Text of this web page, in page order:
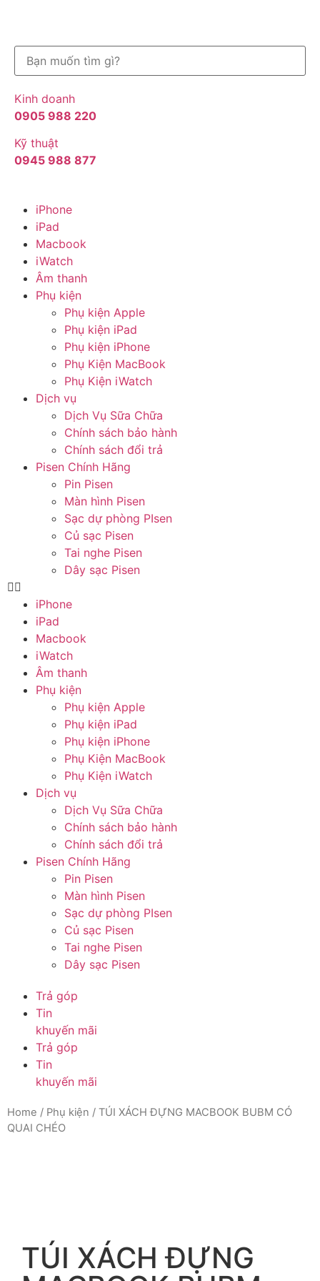
Kinh doanh
0905 988 220
Kỹ thuật
0945 988 877
iPhone
iPad
Macbook
iWatch
Âm thanh
Phụ kiện
Phụ kiện Apple
Phụ kiện iPad
Phụ kiện iPhone
Phụ Kiện MacBook
Phụ Kiện iWatch
Dịch vụ
Dịch Vụ Sữa Chữa
Chính sách bảo hành
Chính sách đổi trả
Pisen Chính Hãng
Pin Pisen
Màn hình Pisen
Sạc dự phòng PIsen
Củ sạc Pisen
Tai nghe Pisen
Dây sạc Pisen
iPhone
iPad
Macbook
iWatch
Âm thanh
Phụ kiện
Phụ kiện Apple
Phụ kiện iPad
Phụ kiện iPhone
Phụ Kiện MacBook
Phụ Kiện iWatch
Dịch vụ
Dịch Vụ Sữa Chữa
Chính sách bảo hành
Chính sách đổi trả
Pisen Chính Hãng
Pin Pisen
Màn hình Pisen
Sạc dự phòng PIsen
Củ sạc Pisen
Tai nghe Pisen
Dây sạc Pisen
Trả góp
Tin
khuyến mãi
Trả góp
Tin
khuyến mãi
Home / Phụ kiện / TÚI XÁCH ĐỰNG MACBOOK BUBM CÓ
QUAI CHÉO
TÚI XÁCH ĐỰNG